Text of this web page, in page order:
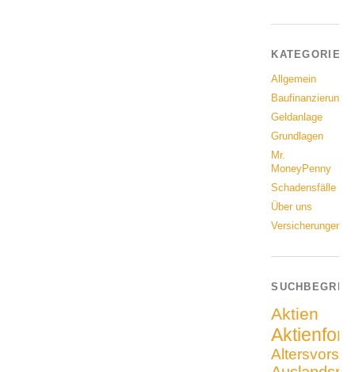
KATEGORIEN
Allgemein
Baufinanzierung
Geldanlage
Grundlagen
Mr.
MoneyPenny
Schadensfälle
Über uns
Versicherungen
Aktien